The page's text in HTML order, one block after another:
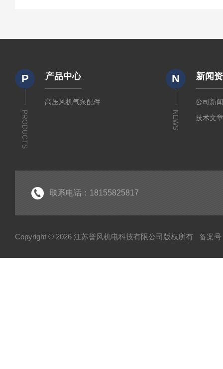
P
PRODUCTS
产品中心
高压风机气泵配件
N
NEWS
新闻
公司新
技术文
联系电话：18155825817
Copyright © 2026 江苏誉风机电科技有限公司版权所有 备案号